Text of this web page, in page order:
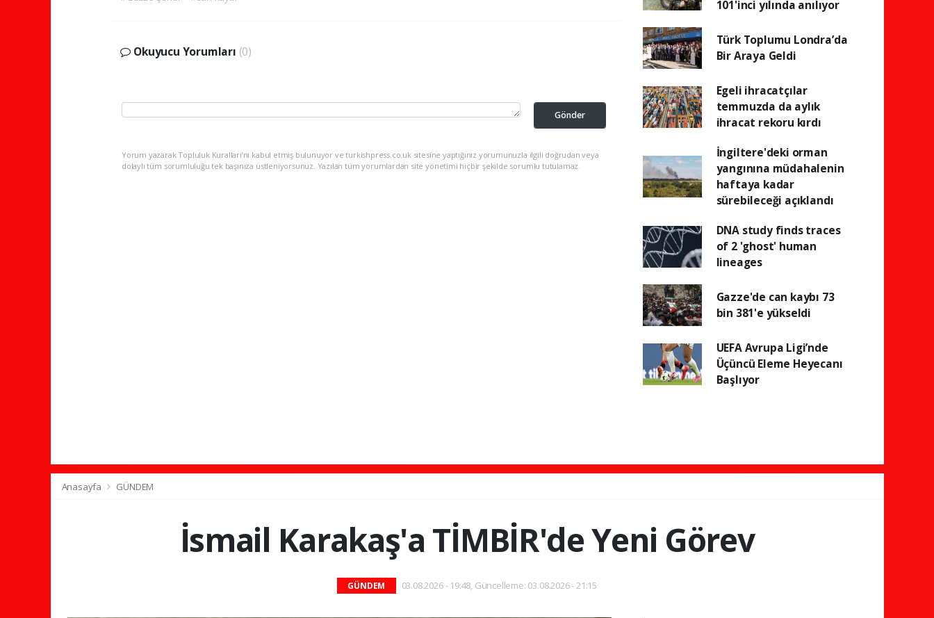
Okuyucu Yorumları (0)
Gönder
Yorum yazarak Topluluk Kuralları’nı kabul etmiş bulunuyor ve turkishpress.co.uk sitesine yaptığınız yorumunuzla ilgili doğrudan veya
dolaylı tüm sorumluluğu tek başınıza üstleniyorsunuz. Yazılan tüm yorumlardan site yönetimi hiçbir şekilde sorumlu tutulamaz.
101'inci yılında anılıyor
Türk Toplumu Londra’da
Bir Araya Geldi
Egeli ihracatçılar
temmuzda da aylık
ihracat rekoru kırdı
İngiltere'deki orman
yangınına müdahalenin
haftaya kadar
sürebileceği açıklandı
DNA study finds traces
of 2 'ghost' human
lineages
Gazze'de can kaybı 73
bin 381'e yükseldi
UEFA Avrupa Ligi’nde
Üçüncü Eleme Heyecanı
Başlıyor
Anasayfa GÜNDEM
İsmail Karakaş'a TİMBİR'de Yeni Görev
GÜNDEM 03.08.2026 - 19:48, Güncelleme: 03.08.2026 - 21:15